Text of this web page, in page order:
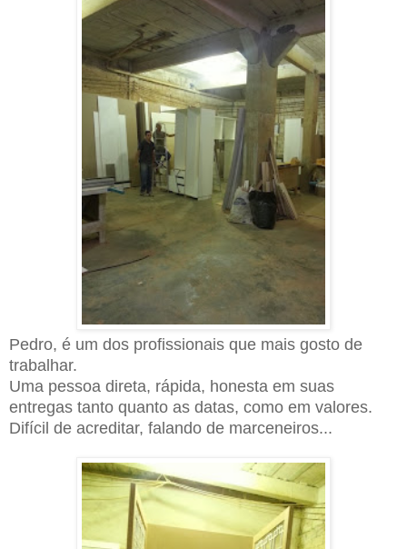
Pedro, é um dos profissionais que mais gosto de
trabalhar.
Uma pessoa direta, rápida, honesta em suas
entregas tanto quanto as datas, como em valores.
Difícil de acreditar, falando de marceneiros...